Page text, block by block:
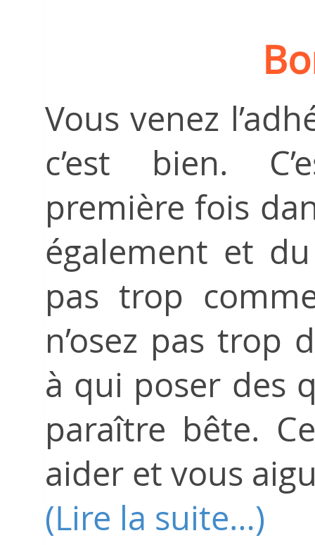
Vous venez
c’est bien.
première fois
également et
pas trop
n’osez pas trop
à qui poser des
paraître bête.
aider et vous
(Lire la suite…)